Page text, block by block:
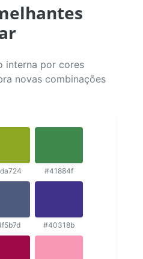
interna por cores
novas combinações
#41884f
#40318b